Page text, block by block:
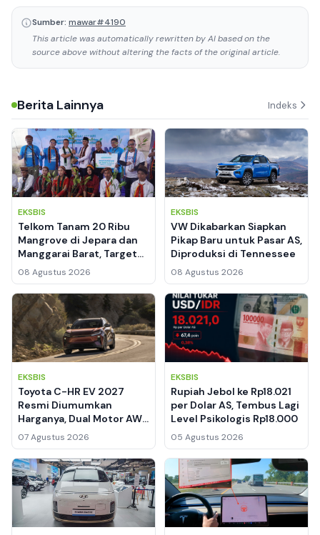
Sumber: mawar#4190
This article was automatically rewritten by AI based on the
source above without altering the facts of the original article.
Berita Lainnya Indeks
EKSBIS
Telkom Tanam 20 Ribu
Mangrove di Jepara dan
Manggarai Barat, Target
Serap Karbon hingga
Rumah Edukasi Warga
08 Agustus 2026
EKSBIS
VW Dikabarkan Siapkan
Pikap Baru untuk Pasar AS,
Diproduksi di Tennessee
08 Agustus 2026
EKSBIS
Toyota C-HR EV 2027
Resmi Diumumkan
Harganya, Dual Motor AWD
338 HP Jadi Andalan
07 Agustus 2026
EKSBIS
Rupiah Jebol ke Rp18.021
per Dolar AS, Tembus Lagi
Level Psikologis Rp18.000
05 Agustus 2026